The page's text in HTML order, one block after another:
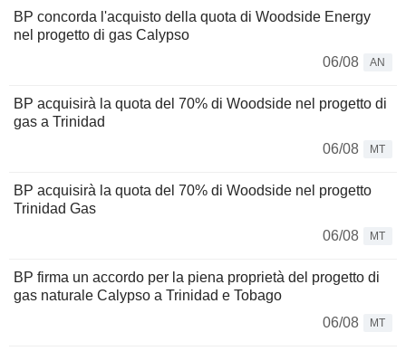
BP concorda l'acquisto della quota di Woodside Energy
nel progetto di gas Calypso
06/08
AN
BP acquisirà la quota del 70% di Woodside nel progetto di
gas a Trinidad
06/08
MT
BP acquisirà la quota del 70% di Woodside nel progetto
Trinidad Gas
06/08
MT
BP firma un accordo per la piena proprietà del progetto di
gas naturale Calypso a Trinidad e Tobago
06/08
MT